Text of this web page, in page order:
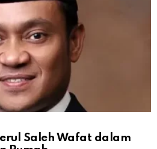
Saleh Wafat dalam